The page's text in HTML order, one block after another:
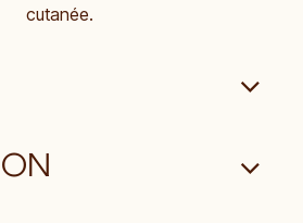
cutanée.